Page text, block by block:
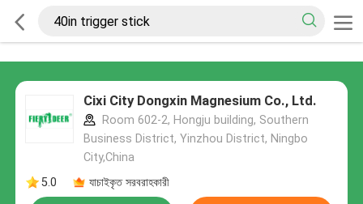
Cixi City Dongxin Magnesium Co., Ltd.
Room 602-2, Hongju building, Southern
Business District, Yinzhou District, Ningbo
City,China
5.0
যাচাইকৃত সরবরাহকারী